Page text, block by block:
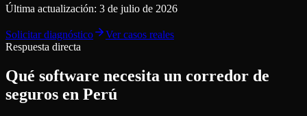
Última actualización: 3 de julio de 2026
Solicitar diagnóstico
Ver casos reales
Respuesta directa
Qué software necesita un corredor de
seguros en Perú